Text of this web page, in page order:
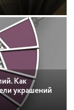
Как
украшений